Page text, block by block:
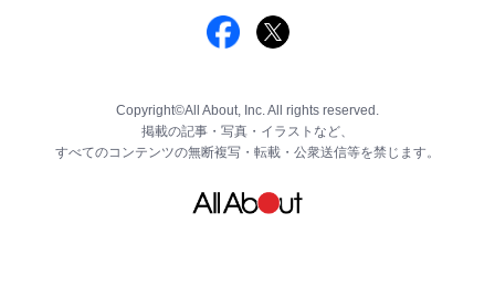
Copyright©All About, Inc. All rights reserved.
掲載の記事・写真・イラストなど、
すべてのコンテンツの無断複写・転載・公衆送信等を禁じます。